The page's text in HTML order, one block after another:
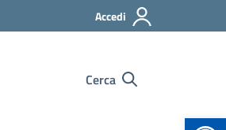
Accedi
Cerca